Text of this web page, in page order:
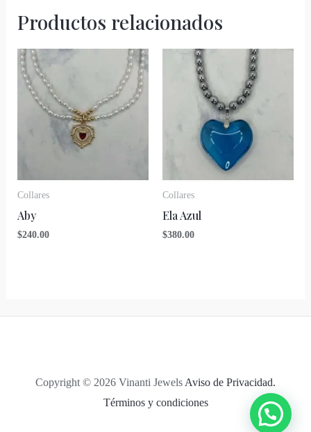
Productos relacionados
Collares
Aby
$240.00
Collares
Ela Azul
$380.00
Copyright © 2026 Vinanti Jewels Aviso de Privacidad.
Términos y condiciones